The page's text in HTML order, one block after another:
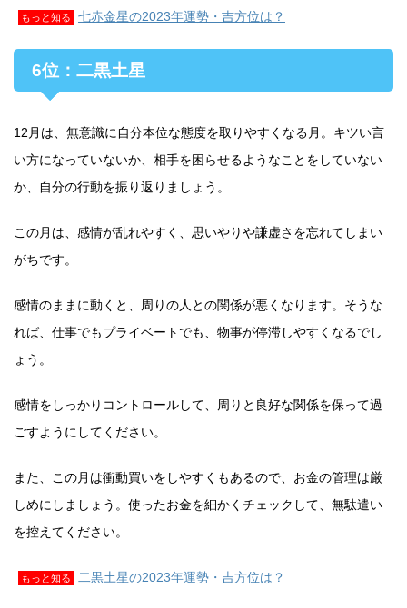
もっと知る 七赤金星の2023年運勢・吉方位は？
6位：二黒土星
12月は、無意識に自分本位な態度を取りやすくなる月。キツい言
い方になっていないか、相手を困らせるようなことをしていない
か、自分の行動を振り返りましょう。
この月は、感情が乱れやすく、思いやりや謙虚さを忘れてしまい
がちです。
感情のままに動くと、周りの人との関係が悪くなります。そうな
れば、仕事でもプライベートでも、物事が停滞しやすくなるでし
ょう。
感情をしっかりコントロールして、周りと良好な関係を保って過
ごすようにしてください。
また、この月は衝動買いをしやすくもあるので、お金の管理は厳
しめにしましょう。使ったお金を細かくチェックして、無駄遣い
を控えてください。
もっと知る 二黒土星の2023年運勢・吉方位は？